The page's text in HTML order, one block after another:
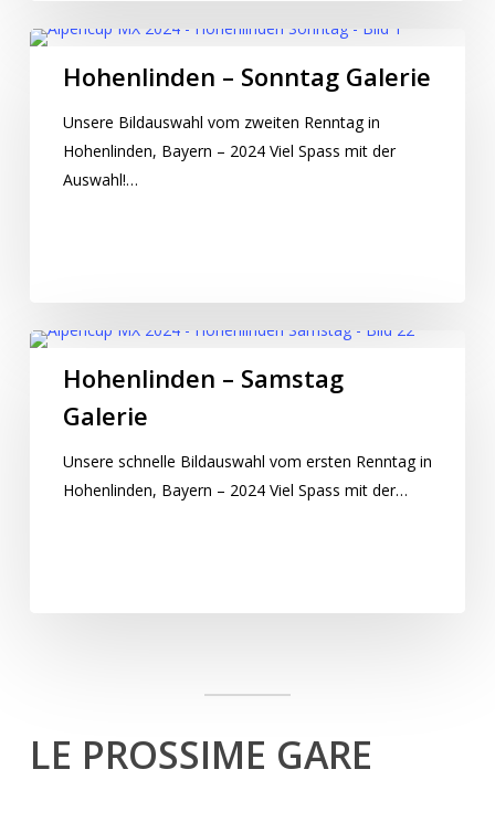
Hohenlinden – Sonntag Galerie
Unsere Bildauswahl vom zweiten Renntag in
Hohenlinden, Bayern – 2024 Viel Spass mit der
Auswahl!…
Hohenlinden – Samstag
Galerie
Unsere schnelle Bildauswahl vom ersten Renntag in
Hohenlinden, Bayern – 2024 Viel Spass mit der…
LE PROSSIME GARE